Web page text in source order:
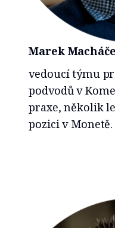
Marek
vedoucí týmu
podvodů v
praxe, několik
pozici v Monetě.